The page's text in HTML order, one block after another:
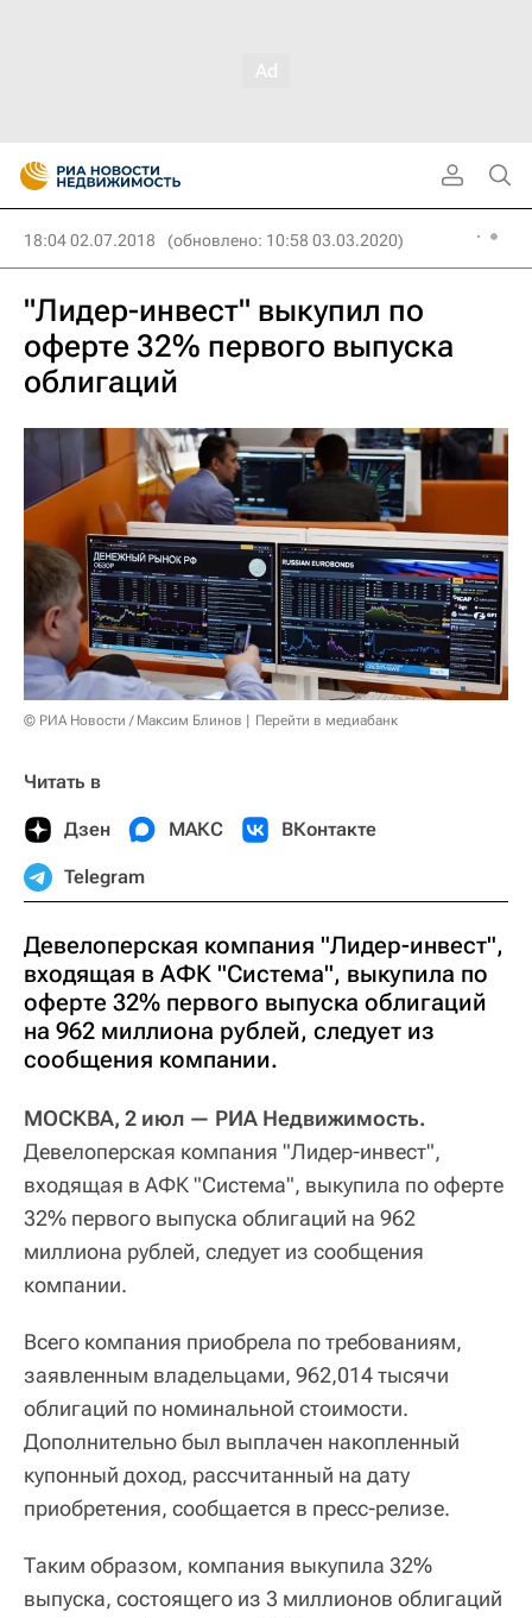
18:04 02.07.2018 (обновлено: 10:58 03.03.2020)
"Лидер-инвест" выкупил по
оферте 32% первого выпуска
облигаций
© РИА Новости / Максим Блинов Перейти в медиабанк
Читать в
Дзен МАКС ВКонтакте
Telegram
Девелоперская компания "Лидер-инвест",
входящая в АФК "Система", выкупила по
оферте 32% первого выпуска облигаций
на 962 миллиона рублей, следует из
сообщения компании.
МОСКВА, 2 июл — РИА Недвижимость.
Девелоперская компания "Лидер-инвест",
входящая в АФК "Система", выкупила по оферте
32% первого выпуска облигаций на 962
миллиона рублей, следует из сообщения
компании.
Всего компания приобрела по требованиям,
заявленным владельцами, 962,014 тысячи
облигаций по номинальной стоимости.
Дополнительно был выплачен накопленный
купонный доход, рассчитанный на дату
приобретения, сообщается в пресс-релизе.
Таким образом, компания выкупила 32%
выпуска, состоящего из 3 миллионов облигаций